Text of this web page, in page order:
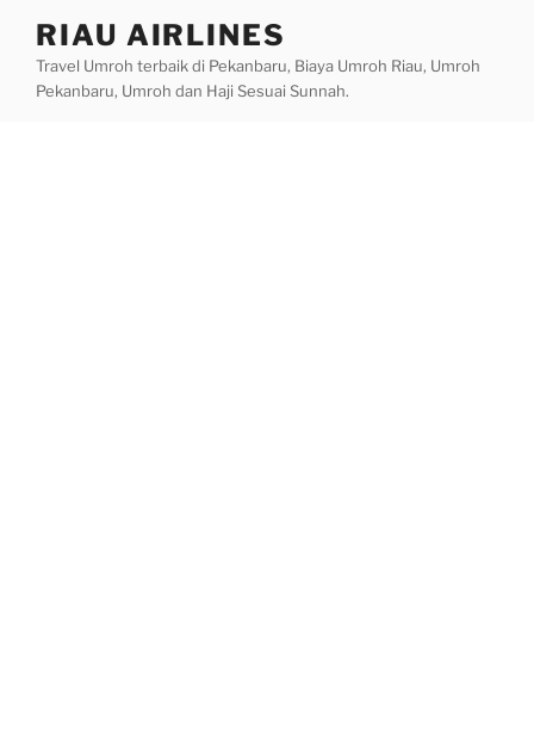
content
RIAU AIRLINES
Travel Umroh terbaik di Pekanbaru, Biaya Umroh Riau, Umroh
Pekanbaru, Umroh dan Haji Sesuai Sunnah.